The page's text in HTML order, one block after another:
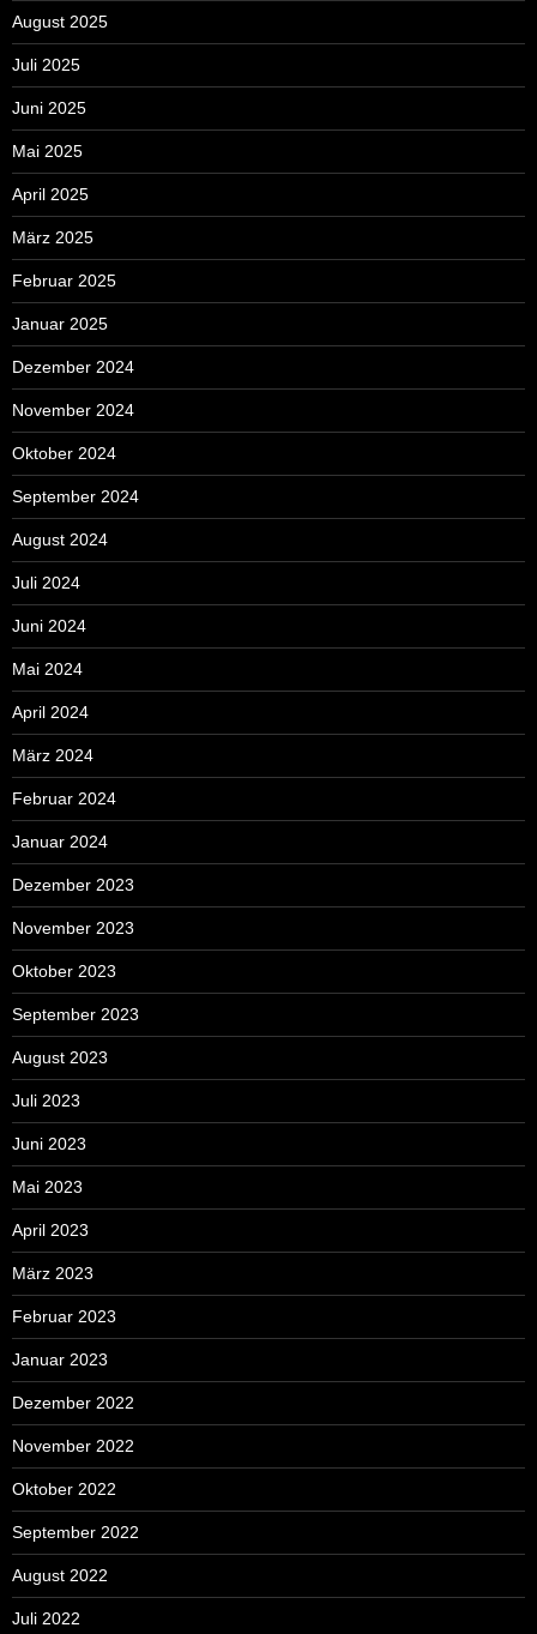
August 2025
Juli 2025
Juni 2025
Mai 2025
April 2025
März 2025
Februar 2025
Januar 2025
Dezember 2024
November 2024
Oktober 2024
September 2024
August 2024
Juli 2024
Juni 2024
Mai 2024
April 2024
März 2024
Februar 2024
Januar 2024
Dezember 2023
November 2023
Oktober 2023
September 2023
August 2023
Juli 2023
Juni 2023
Mai 2023
April 2023
März 2023
Februar 2023
Januar 2023
Dezember 2022
November 2022
Oktober 2022
September 2022
August 2022
Juli 2022